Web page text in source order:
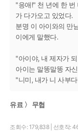
"응애!" 천 년에 한 번
가 다가오고 있었다.
분명 이 아이와의 만
이에게 말했다.
"아이야, 내 제자가
아이는 말똥말똥 자
"니미, 내가 니 사부
유료 〉 무협
조회수: 179,838 선호작: